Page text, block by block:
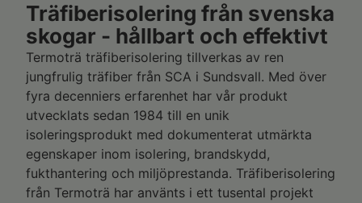
Träfiberisolering från svenska
skogar - hållbart och effektivt
Termoträ träfiberisolering tillverkas av ren
jungfrulig träfiber från SCA i Sundsvall. Med över
fyra decenniers erfarenhet har vår produkt
utvecklats sedan 1984 till en unik
isoleringsprodukt med dokumenterat utmärkta
egenskaper inom isolering, brandskydd,
fukthantering och miljöprestanda. Träfiberisolering
från Termoträ har använts i ett tusental projekt